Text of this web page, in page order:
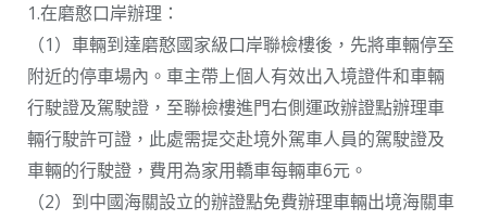
1.在磨憨口岸辦理：
（1）車輛到達磨憨國家級口岸聯檢樓後，先將車輛停至
附近的停車場內。車主帶上個人有效出入境證件和車輛
行駛證及駕駛證，至聯檢樓進門右側運政辦證點辦理車
輛行駛許可證，此處需提交赴境外駕車人員的駕駛證及
車輛的行駛證，費用為家用轎車每輛車6元。
（2）到中國海關設立的辦證點免費辦理車輛出境海關車